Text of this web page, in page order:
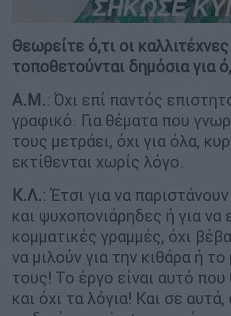
Θεωρείτε ό,τι οι
τοποθετούνται δημόσια για
Α.Μ.: Όχι επί παντός
γραφικό. Για θέματα που
τους μετράει, όχι για όλα,
εκτίθενται χωρίς λόγο.
Κ.Λ.: Έτσι για να
και ψυχοπονιάρηδες ή για να
κομματικές γραμμές, όχι
να μιλούν για την κιθάρα ή
τους! Το έργο είναι αυτό που
και όχι τα λόγια! Και σε αυτά,